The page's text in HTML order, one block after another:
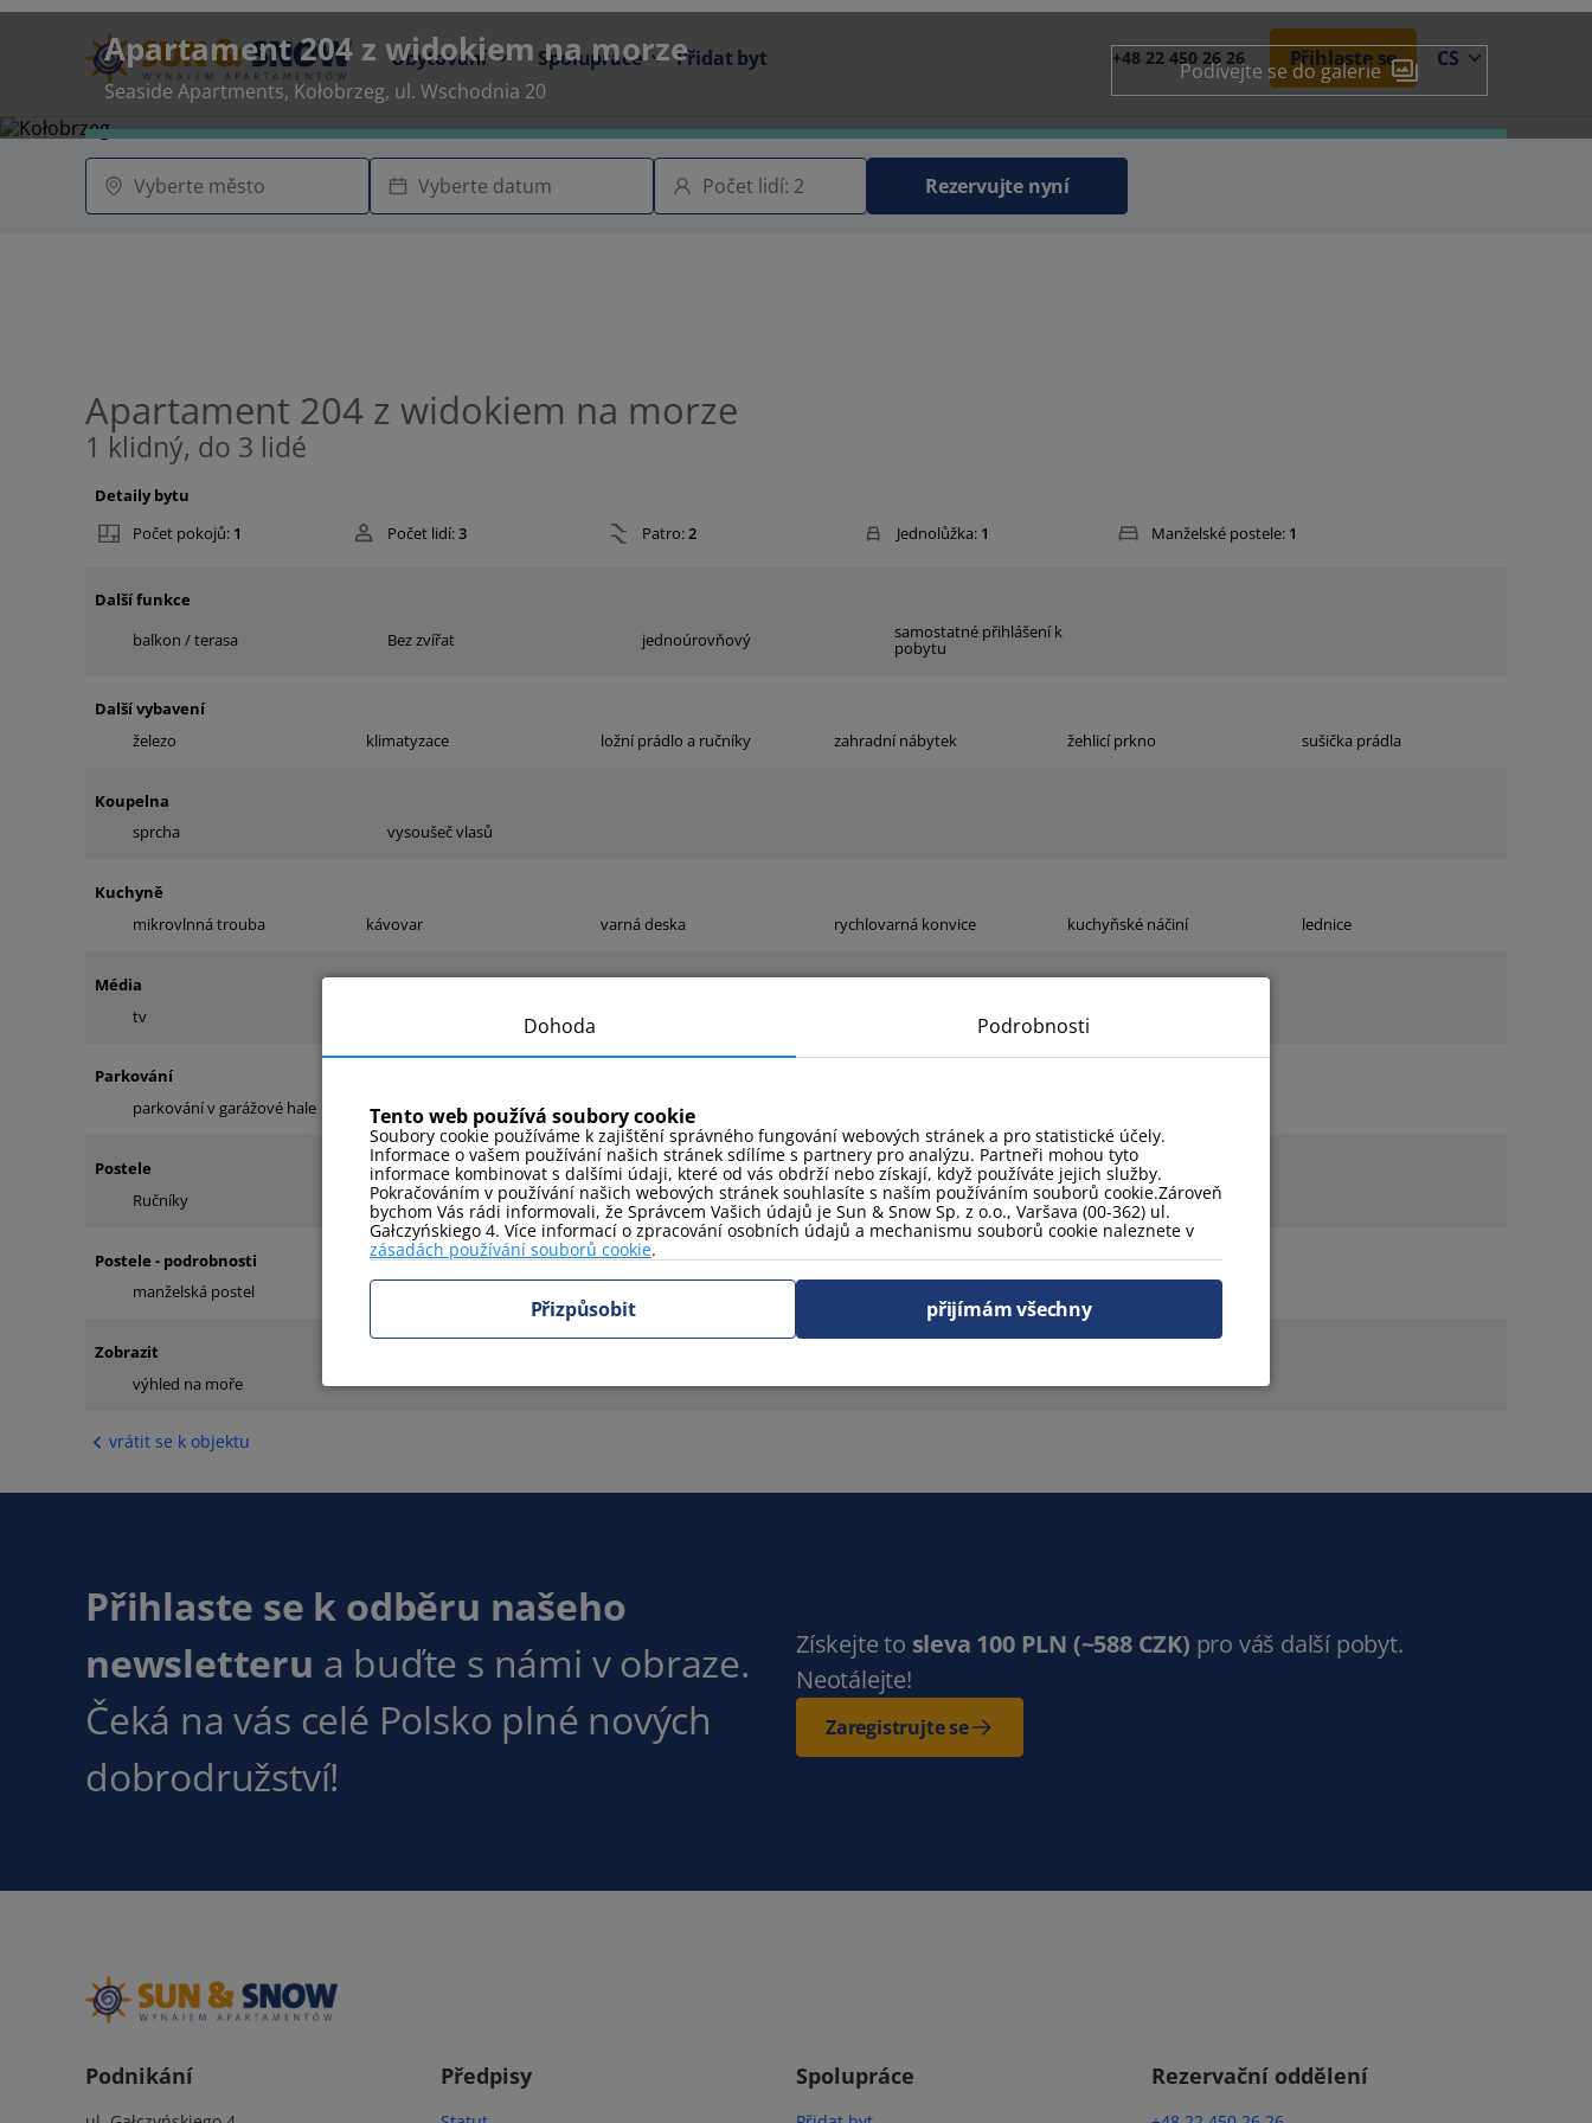
Ubytování Spolupráce Přidat byt +48 22 450 26 26 Přihlaste se CS
Apartament 204 z widokiem na morze
Seaside Apartments, Kołobrzeg, ul. Wschodnia 20
Podívejte se do galerie
Rezervujte nyní
Apartament 204 z widokiem na morze
1 klidný, do 3 lidé
Detaily bytu
Počet pokojů: 1 Počet lidí:3 Patro:2 Jednolůžka: 1 Manželské postele: 1
Další funkce
balkon / terasa
Bez zvířat jednoúrovňový samostatné přihlášení k
pobytu
Další vybavení
železo
klimatyzace ložní prádlo a ručníky zahradní nábytek žehlicí prkno sušička prádla
Koupelna
sprcha
vysoušeč vlasů
Kuchyně
mikrovlnná trouba
kávovar varná deska rychlovarná konvice kuchyňské náčiní lednice
Média
tv
Parkování
parkování v garážové hale
Postele
Ručníky
jednolůžko manželská postel
Postele - podrobnosti
manželská postel
Zobrazit
výhled na moře
vrátit se k objektu
Přihlaste se k odběru našeho
newsletteru a buďte s námi v obraze.
Čeká na vás celé Polsko plné nových
dobrodružství!
Získejte to sleva 100 PLN (~588 CZK) pro váš další pobyt.
Neotálejte!
Zaregistrujte se
Podnikání Předpisy Spolupráce Rezervační oddělení
Dohoda Podrobnosti
Tento web používá soubory cookie
Soubory cookie používáme k zajištění správného fungování webových stránek a pro statistické účely.
Informace o vašem používání našich stránek sdílíme s partnery pro analýzu. Partneři mohou tyto
informace kombinovat s dalšími údaji, které od vás obdrží nebo získají, když používáte jejich služby.
Pokračováním v používání našich webových stránek souhlasíte s naším používáním souborů cookie.Zároveň
bychom Vás rádi informovali, že Správcem Vašich údajů je Sun & Snow Sp. z o.o., Varšava (00-362) ul.
Gałczyńskiego 4. Více informací o zpracování osobních údajů a mechanismu souborů cookie naleznete v
zásadách používání souborů cookie.
Přizpůsobit přijímám všechny